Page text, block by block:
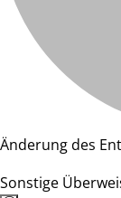
Änderung des
Sonstige